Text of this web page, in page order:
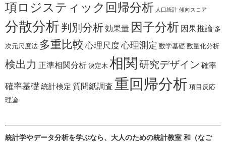
項ロジスティック回帰分析 人口統計 傾向スコア
分散分析 判別分析効果量 因子分析 因果推論 多
次元尺度法 多重比較 心理尺度心理測定 数学基礎 数量化分析
検出力 正準相関分析 決定木 相関 研究デザイン 確率
確率基礎 統計検定 質問紙調査 重回帰分析 項目反応
理論
統計学やデータ分析を学ぶなら、大人のための統計教室 和（なご